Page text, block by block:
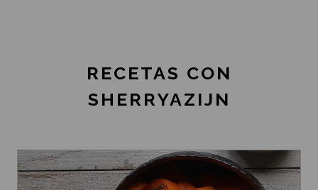
RECETAS CON
SHERRYAZIJN